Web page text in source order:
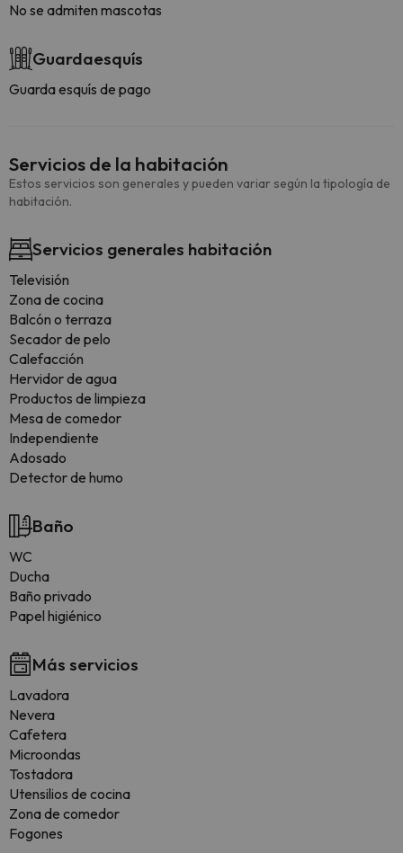
No se admiten mascotas
Guardaesquís
Guarda esquís de pago
Servicios de la habitación
Estos servicios son generales y pueden variar según la tipología de
habitación.
Servicios generales habitación
Televisión
Zona de cocina
Balcón o terraza
Secador de pelo
Calefacción
Hervidor de agua
Productos de limpieza
Mesa de comedor
Independiente
Adosado
Detector de humo
Baño
WC
Ducha
Baño privado
Papel higiénico
Más servicios
Lavadora
Nevera
Cafetera
Microondas
Tostadora
Utensilios de cocina
Zona de comedor
Fogones